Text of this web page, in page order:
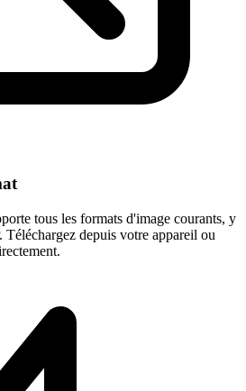
tous les formats d'image courants, y
depuis votre appareil ou